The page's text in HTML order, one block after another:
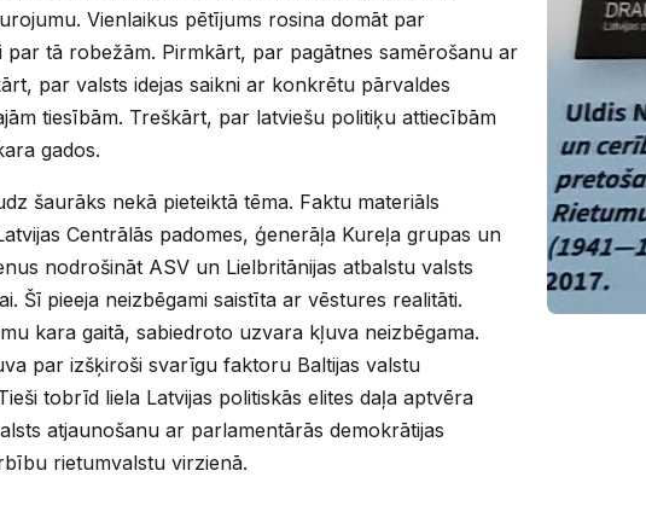
Vienlaikus pētījums rosina domāt par
par tā robežām. Pirmkārt, par pagātnes samērošanu ar
par valsts idejas saikni ar konkrētu pārvaldes
tiesībām. Treškārt, par latviešu politiķu attiecībām
gados.
šaurāks nekā pieteiktā tēma. Faktu materiāls
Centrālās padomes, ģenerāļa Kureļa grupas un
nodrošināt ASV un Lielbritānijas atbalstu valsts
Šī pieeja neizbēgami saistīta ar vēstures realitāti.
kara gaitā, sabiedroto uzvara kļuva neizbēgama.
par izšķiroši svarīgu faktoru Baltijas valstu
tobrīd liela Latvijas politiskās elites daļa aptvēra
atjaunošanu ar parlamentārās demokrātijas
rietumvalstu virzienā.